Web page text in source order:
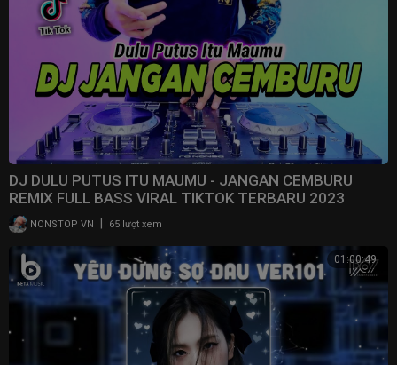
DJ DULU PUTUS ITU MAUMU - JANGAN CEMBURU
REMIX FULL BASS VIRAL TIKTOK TERBARU 2023
NONSTOP VN 65 lượt xem
01:00:49